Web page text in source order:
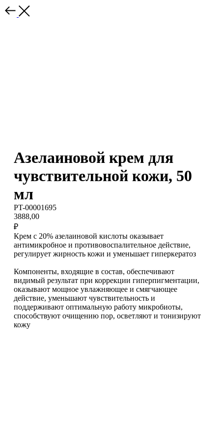
Азелаиновой крем для
чувствительной кожи, 50
мл
PT-00001695
3888,00
₽
Крем с 20% азелаиновой кислоты оказывает
антимикробное и противовоспалительное действие,
регулирует жирность кожи и уменьшает гиперкератоз
Компоненты, входящие в состав, обеспечивают
видимый результат при коррекции гиперпигментации,
оказывают мощное увлажняющее и смягчающее
действие, уменьшают чувствительность и
поддерживают оптимальную работу микробиоты,
способствуют очищению пор, осветляют и тонизируют
кожу